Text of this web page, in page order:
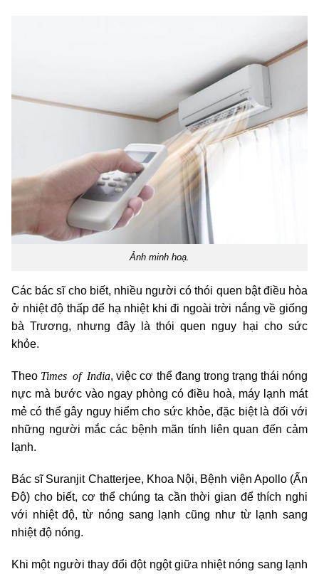
Ảnh minh hoạ.
Các bác sĩ cho biết, nhiều người có thói quen bật điều hòa
ở nhiệt độ thấp để hạ nhiệt khi đi ngoài trời nắng về giống
bà Trương, nhưng đây là thói quen nguy hại cho sức
khỏe.
Theo Times of India, việc cơ thể đang trong trạng thái nóng
nực mà bước vào ngay phòng có điều hoà, máy lạnh mát
mẻ có thể gây nguy hiểm cho sức khỏe, đặc biệt là đối với
những người mắc các bệnh mãn tính liên quan đến cảm
lạnh.
Bác sĩ Suranjit Chatterjee, Khoa Nội, Bệnh viện Apollo (Ấn
Độ) cho biết, cơ thể chúng ta cần thời gian để thích nghi
với nhiệt độ, từ nóng sang lạnh cũng như từ lạnh sang
nhiệt độ nóng.
Khi một người thay đổi đột ngột giữa nhiệt nóng sang lạnh